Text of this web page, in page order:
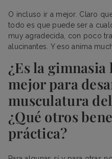
O incluso ir a mejor. Claro
todo es que puede ser a
muy agradecida, con poco
alucinantes. Y eso anima
¿Es la
mejor para
musculatura
¿Qué otros
práctica?